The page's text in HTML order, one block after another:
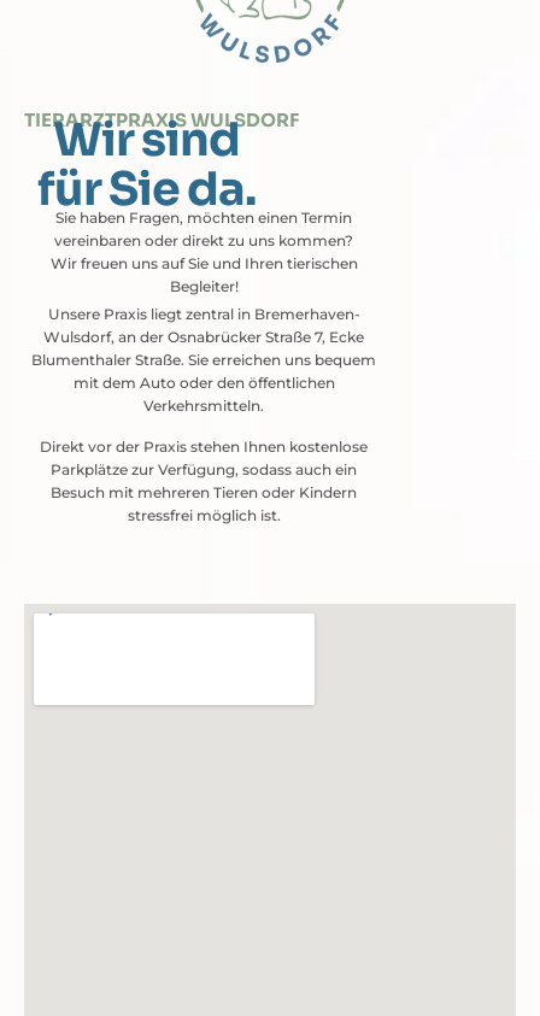
TIERARZTPRAXIS WULSDORF
Wir sind
für Sie da.
Sie haben Fragen, möchten einen Termin
vereinbaren oder direkt zu uns kommen?
Wir freuen uns auf Sie und Ihren tierischen
Begleiter!
Unsere Praxis liegt zentral in Bremerhaven-
Wulsdorf, an der Osnabrücker Straße 7, Ecke
Blumenthaler Straße. Sie erreichen uns bequem
mit dem Auto oder den öffentlichen
Verkehrsmitteln.
Direkt vor der Praxis stehen Ihnen kostenlose
Parkplätze zur Verfügung, sodass auch ein
Besuch mit mehreren Tieren oder Kindern
stressfrei möglich ist.